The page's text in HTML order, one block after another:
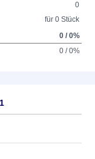
0
für 0 Stück
0 / 0%
0 / 0%